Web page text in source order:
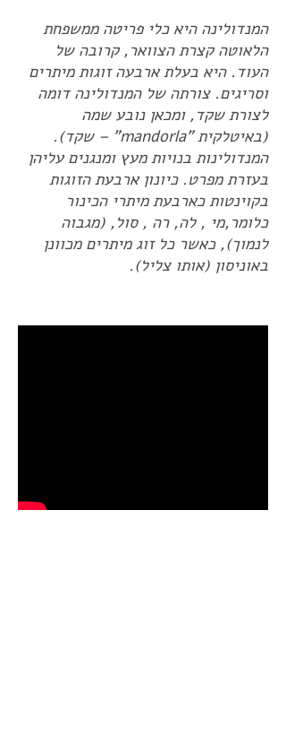
המנדולינה היא כלי פריטה ממשפחת
הלאוטה קצרת הצוואר, קרובה של
העוד. היא בעלת ארבעה זוגות מיתרים
וסריגים. צורתה של המנדולינה דומה
לצורת שקד, ומכאן נובע שמה
(באיטלקית "mandorla" – שקד).
המנדולינות בנויות מעץ ומנגנים עליהן
בעזרת מפרט. כיונון ארבעת הזוגות
בקוינטות כארבעת מיתרי הכינור
כלומר,מי , לה, רה , סול, (מגבוה
לנמוך), כאשר כל זוג מיתרים מכוונן
באוניסון (אותו צליל).